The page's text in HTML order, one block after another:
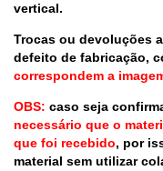
vertical.
Trocas ou devoluções
defeito de fabricação,
correspondem a
OBS: caso seja
necessário que o
que foi recebido, por
material sem utilizar